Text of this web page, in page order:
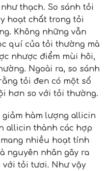
thạch. So sánh tỏi
hoạt chất trong tỏi
Không những vẫn
quí của tỏi thường mà
nhược điểm mùi hôi,
Ngoài ra, so sánh
tỏi đen có một số
hơn so với tỏi thường.
hàm lượng allicin
allicin thành các hợp
nhiều hoạt tính
nguyên nhân gây ra
với tỏi tươi. Như vậy